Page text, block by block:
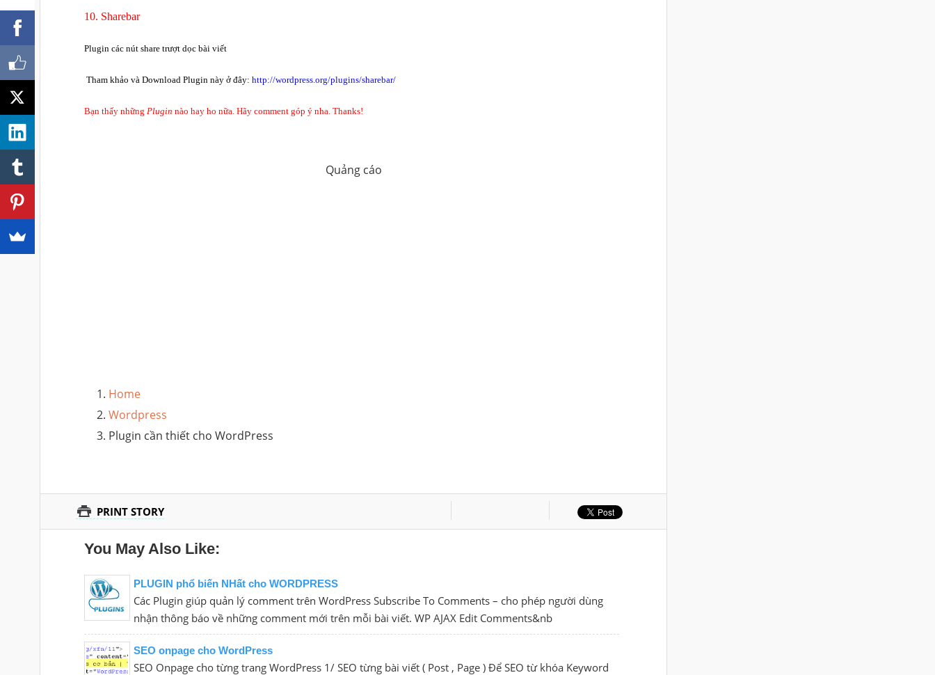
10. Sharebar
Plugin các nút share trượt dọc bài viết
Tham khảo và Download Plugin này ở đây: http://wordpress.org/plugins/sharebar/
Bạn thấy những Plugin nào hay ho nữa. Hãy comment góp ý nha. Thanks!
Quảng cáo
Home
Wordpress
Plugin cần thiết cho WordPress
PRINT STORY
You May Also Like:
PLUGIN phổ biến NHất cho WORDPRESS
Các Plugin giúp quản lý comment trên WordPress Subscribe To Comments – cho phép người dùng
nhận thông báo về những comment mới trên mỗi bài viết. WP AJAX Edit Comments&nb
SEO onpage cho WordPress
SEO Onpage cho từng trang WordPress 1/ SEO từng bài viết ( Post , Page ) Để SEO từ khóa Keyword